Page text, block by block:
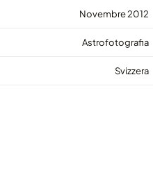
Novembre 2012
Astrofotografia
Svizzera